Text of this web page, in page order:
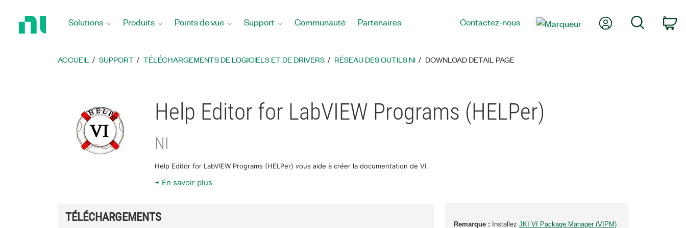
Solutions Produits Points de vue Support Communauté Partenaires Contactez-nous Mon compte
ACCUEIL SUPPORT TÉLÉCHARGEMENTS DE LOGICIELS ET DE DRIVERS RÉSEAU DES OUTILS NI DOWNLOAD DETAIL PAGE
Help Editor for LabVIEW Programs (HELPer)
NI
Help Editor for LabVIEW Programs (HELPer) vous aide à créer la documentation de VI.
+ En savoir plus
TÉLÉCHARGEMENTS
Remarque : InstallezJKI VI Package Manager (VIPM)